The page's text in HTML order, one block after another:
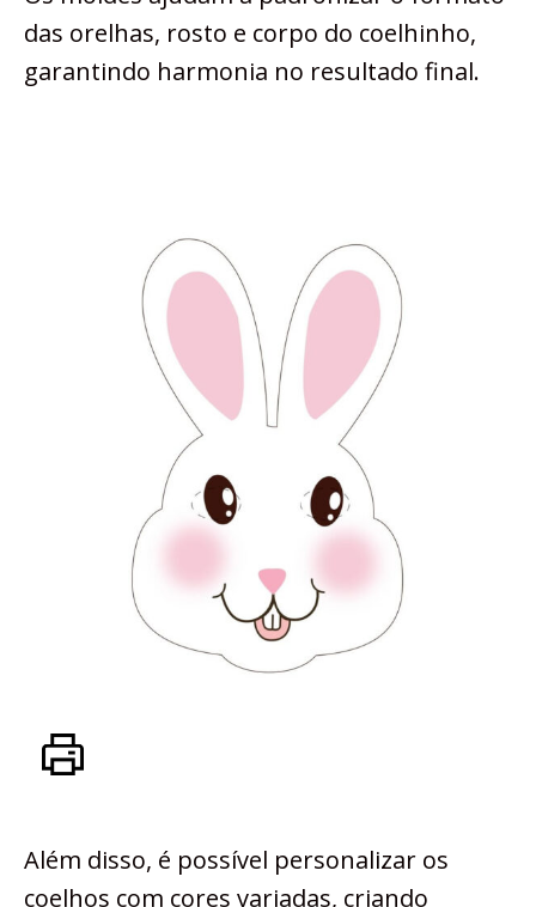
das orelhas, rosto e corpo do coelhinho,
garantindo harmonia no resultado final.
Além disso, é possível personalizar os
coelhos com cores variadas, criando